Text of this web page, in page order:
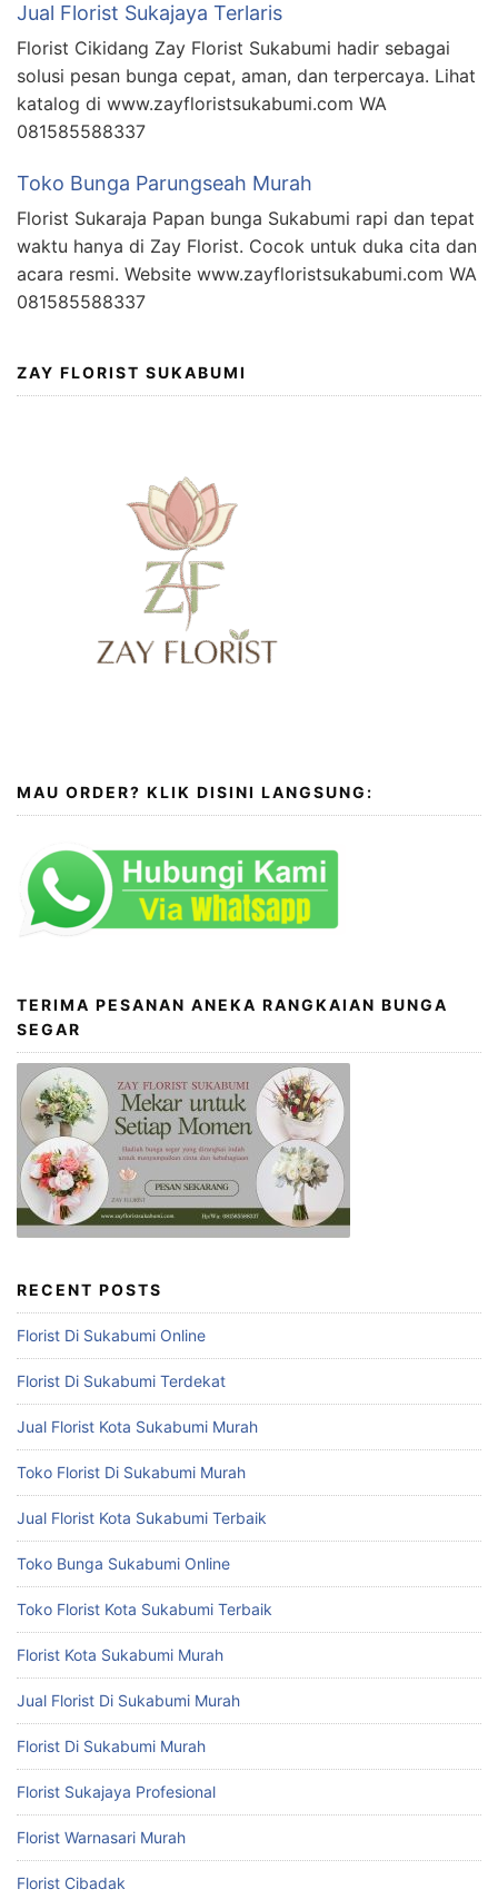
Jual Florist Sukajaya Terlaris
Florist Cikidang Zay Florist Sukabumi hadir sebagai
solusi pesan bunga cepat, aman, dan terpercaya. Lihat
katalog di www.zayfloristsukabumi.com WA
081585588337
Toko Bunga Parungseah Murah
Florist Sukaraja Papan bunga Sukabumi rapi dan tepat
waktu hanya di Zay Florist. Cocok untuk duka cita dan
acara resmi. Website www.zayfloristsukabumi.com WA
081585588337
ZAY FLORIST SUKABUMI
MAU ORDER? KLIK DISINI LANGSUNG:
TERIMA PESANAN ANEKA RANGKAIAN BUNGA
SEGAR
RECENT POSTS
Florist Di Sukabumi Online
Florist Di Sukabumi Terdekat
Jual Florist Kota Sukabumi Murah
Toko Florist Di Sukabumi Murah
Jual Florist Kota Sukabumi Terbaik
Toko Bunga Sukabumi Online
Toko Florist Kota Sukabumi Terbaik
Florist Kota Sukabumi Murah
Jual Florist Di Sukabumi Murah
Florist Di Sukabumi Murah
Florist Sukajaya Profesional
Florist Warnasari Murah
Florist Cibadak